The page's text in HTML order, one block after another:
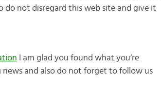
do not disregard this web site and give it
I am glad you found what you’re
and also do not forget to follow us